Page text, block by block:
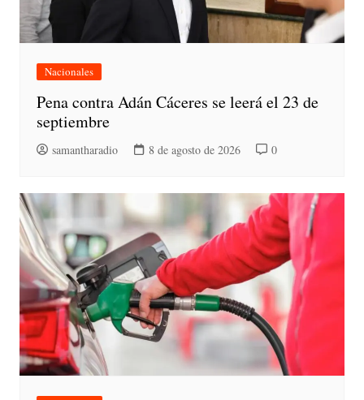
Nacionales
Pena contra Adán Cáceres se leerá el 23 de
septiembre
samantharadio 8 de agosto de 2026 0